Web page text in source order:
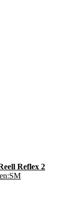
Reflex 2
SM